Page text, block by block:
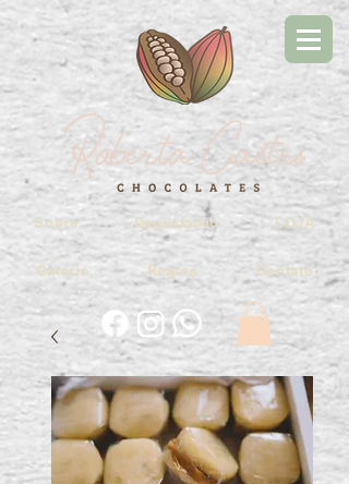
Sobre Degustação LOJA
Galeria Regras Contato